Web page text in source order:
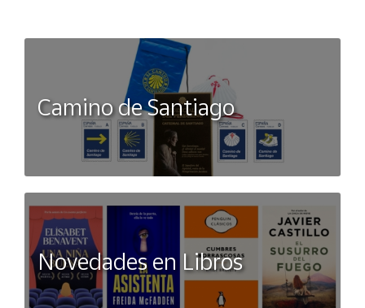
Camino de Santiago
Novedades en Libros